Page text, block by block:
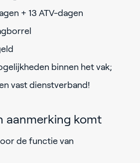
+ 13 ATV-dagen
binnen het vak;
vast dienstverband!
aanmerking komt
de functie van